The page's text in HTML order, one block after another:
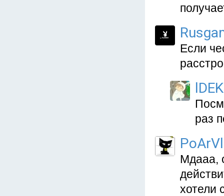
Если
раз
PoArVl
Мдааа,
хотели